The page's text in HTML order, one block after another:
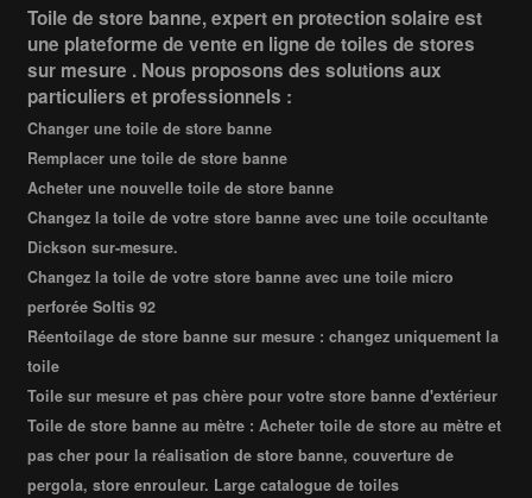
Toile de store banne, expert en protection solaire est
une plateforme de vente en ligne de toiles de stores
sur mesure . Nous proposons des solutions aux
particuliers et professionnels :
Changer une toile de store banne
Remplacer une toile de store banne
Acheter une nouvelle toile de store banne
Changez la toile de votre store banne avec une toile occultante
Dickson sur-mesure.
Changez la toile de votre store banne avec une toile micro
perforée Soltis 92
Réentoilage de store banne sur mesure : changez uniquement la
toile
Toile sur mesure et pas chère pour votre store banne d'extérieur
Toile de store banne au mètre : Acheter toile de store au mètre et
pas cher pour la réalisation de store banne, couverture de
pergola, store enrouleur. Large catalogue de toiles